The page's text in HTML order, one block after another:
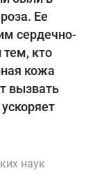
Ее
сердечно-
кто
кожа
вызвать
наук